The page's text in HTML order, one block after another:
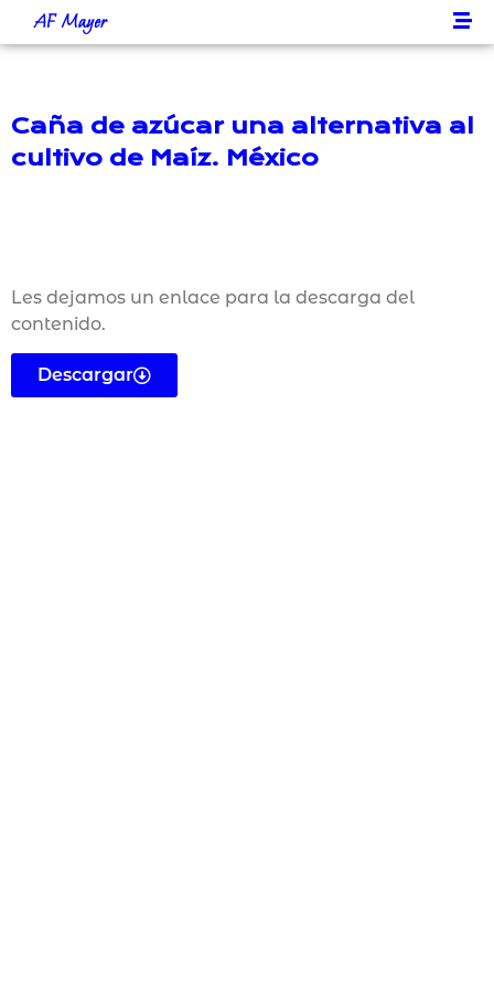
AF Mayer
Caña de azúcar una alternativa al
cultivo de Maíz. México
Les dejamos un enlace para la descarga del
contenido.
Descargar